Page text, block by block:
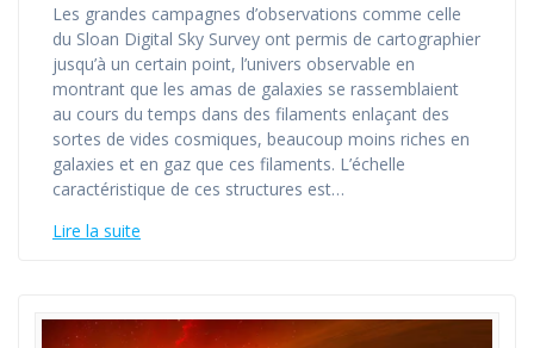
Les grandes campagnes d’observations comme celle
du Sloan Digital Sky Survey ont permis de cartographier
jusqu’à un certain point, l’univers observable en
montrant que les amas de galaxies se rassemblaient
au cours du temps dans des filaments enlaçant des
sortes de vides cosmiques, beaucoup moins riches en
galaxies et en gaz que ces filaments. L’échelle
caractéristique de ces structures est…
Lire la suite